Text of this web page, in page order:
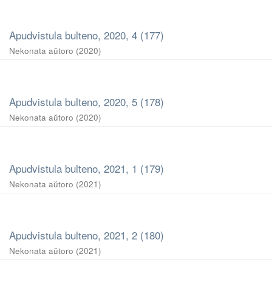
Apudvistula bulteno, 2020, 4 (177)
Nekonata aŭtoro (2020)
Apudvistula bulteno, 2020, 5 (178)
Nekonata aŭtoro (2020)
Apudvistula bulteno, 2021, 1 (179)
Nekonata aŭtoro (2021)
Apudvistula bulteno, 2021, 2 (180)
Nekonata aŭtoro (2021)